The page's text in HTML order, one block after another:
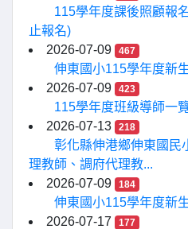
115學年度課後照顧報
止報名)
2026-07-09
467
伸東國小115學年度新
2026-07-09
423
115學年度班級導師一
2026-07-13
218
彰化縣伸港鄉伸東國民
理教師、調府代理教...
2026-07-09
184
伸東國小115學年度新
2026-07-17
177